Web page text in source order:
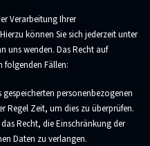
Verarbeitung Ihrer
können Sie sich jederzeit unter
uns wenden. Das Recht auf
folgenden Fällen:
personenbezogenen
Regel Zeit, um dies zu überprüfen.
Recht, die Einschränkung der
Daten zu verlangen.